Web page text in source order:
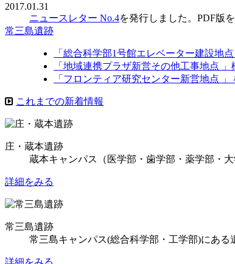
2017.01.31
ニュースレター No.4を発行しました。PDF版を
常三島遺跡
「総合科学部1号館エレベーター建設地
「地域連携プラザ新営その他工事地点
「フロンティア研究センター新営地点
これまでの新着情報
庄・蔵本遺跡
蔵本キャンパス（医学部・歯学部・薬学部・
詳細をみる
常三島遺跡
常三島キャンパス(総合科学部・工学部)にある
詳細をみる